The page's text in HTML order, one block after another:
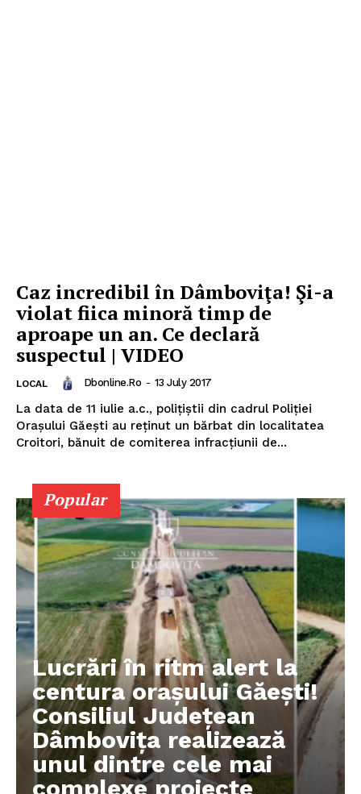
Caz incredibil în Dâmboviţa! Şi-a
violat fiica minoră timp de
aproape un an. Ce declară
suspectul | VIDEO
LOCAL Dbonline.ro - 13 July 2017
La data de 11 iulie a.c., polițiștii din cadrul Poliției
Orașului Găești au reținut un bărbat din localitatea
Croitori, bănuit de comiterea infracțiunii de...
Popular
Lucrări în ritm alert la
centura orașului Găești!
Consiliul Județean
Dâmbovița realizează
unul dintre cele mai
complexe proiecte